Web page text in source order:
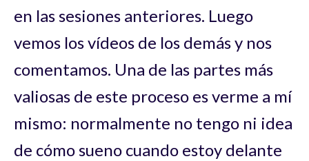
en las sesiones anteriores. Luego
vemos los vídeos de los demás y nos
comentamos. Una de las partes más
valiosas de este proceso es verme a mí
mismo: normalmente no tengo ni idea
de cómo sueno cuando estoy delante